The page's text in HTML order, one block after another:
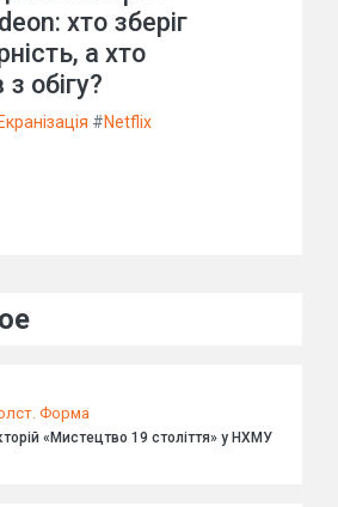
хто зберіг
а хто
обігу?
Екранізація #Netflix
Форма
«Мистецтво 19 століття» у НХМУ